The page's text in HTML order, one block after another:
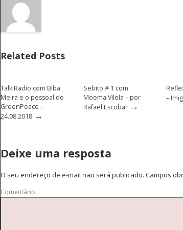
Related Posts
Talk Radio com Biba
Meira e o pessoal do
GreenPeace –
24.08.2018 →
Sebito # 1 com
Moema Vilela – por
Rafael Escobar →
–
Deixe uma resposta
O seu endereço de e-mail não será publicado. Campos
Comentário